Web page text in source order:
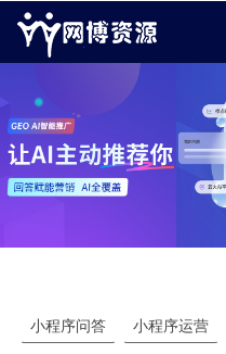
小程序学院
小程序问答 小程序运营